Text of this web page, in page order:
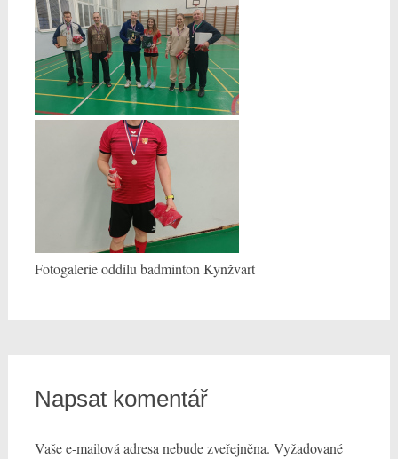
Fotogalerie oddílu badminton Kynžvart
Napsat komentář
Vaše e-mailová adresa nebude zveřejněna. Vyžadované